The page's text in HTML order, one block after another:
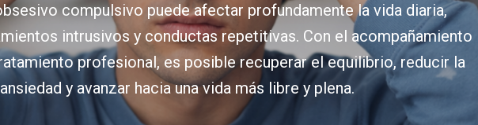
compulsivo puede afectar profundamente la vida diaria,
intrusivos y conductas repetitivas. Con el acompañamiento
profesional, es posible recuperar el equilibrio, reducir la
ansiedad y avanzar hacia una vida más libre y plena.